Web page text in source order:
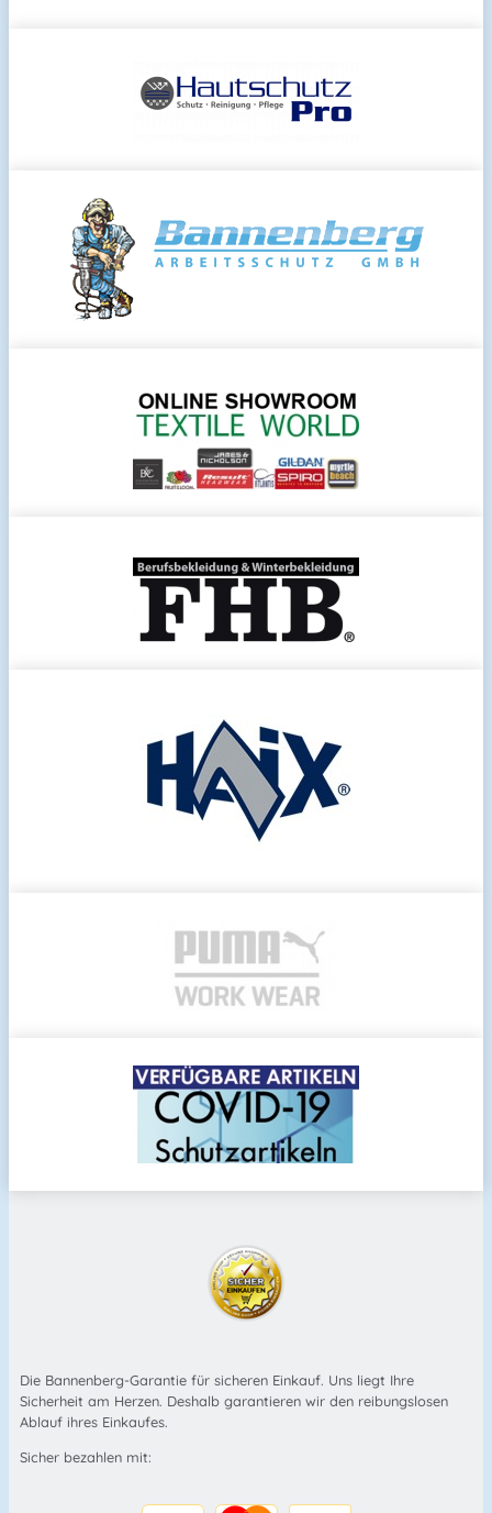
Die Bannenberg-Garantie für sicheren Einkauf. Uns liegt Ihre
Sicherheit am Herzen. Deshalb garantieren wir den reibungslosen
Ablauf ihres Einkaufes.
Sicher bezahlen mit: